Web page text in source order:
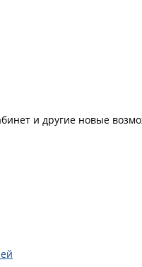
и другие новые